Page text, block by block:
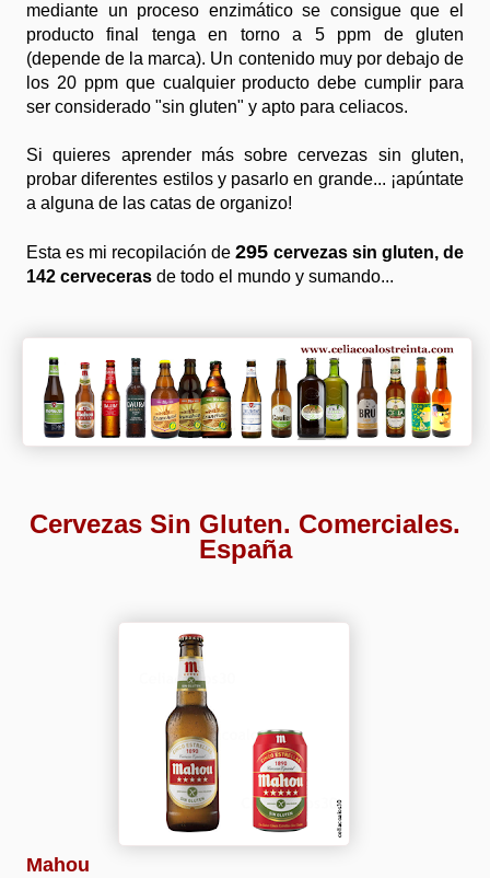
mediante un proceso enzimático se consigue que el
producto final tenga en torno a 5 ppm de gluten
(depende de la marca). Un contenido muy por debajo de
los 20 ppm que cualquier producto debe cumplir para
ser considerado "sin gluten" y apto para celiacos.
Si quieres aprender más sobre cervezas sin gluten,
probar diferentes estilos y pasarlo en grande... ¡apúntate
a alguna de las catas de organizo!
Esta es mi recopilación de 295 cervezas sin gluten, de
142 cerveceras de todo el mundo y sumando...
Cervezas Sin Gluten. Comerciales.
España
Mahou